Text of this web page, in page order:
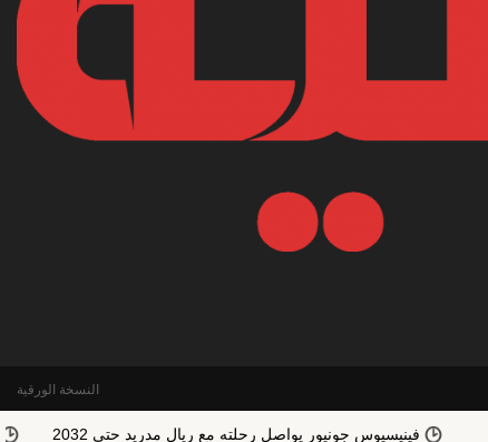
النسخة الورقية
فينيسيوس جونيور يواصل رحلته مع ريال مدريد حتى 2032 رغم